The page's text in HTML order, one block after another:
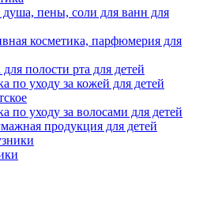
душа, пены, соли для ванн для
косметика, парфюмерия для
для полости рта для детей
по уходу за кожей для детей
по уходу за волосами для детей
продукция для детей